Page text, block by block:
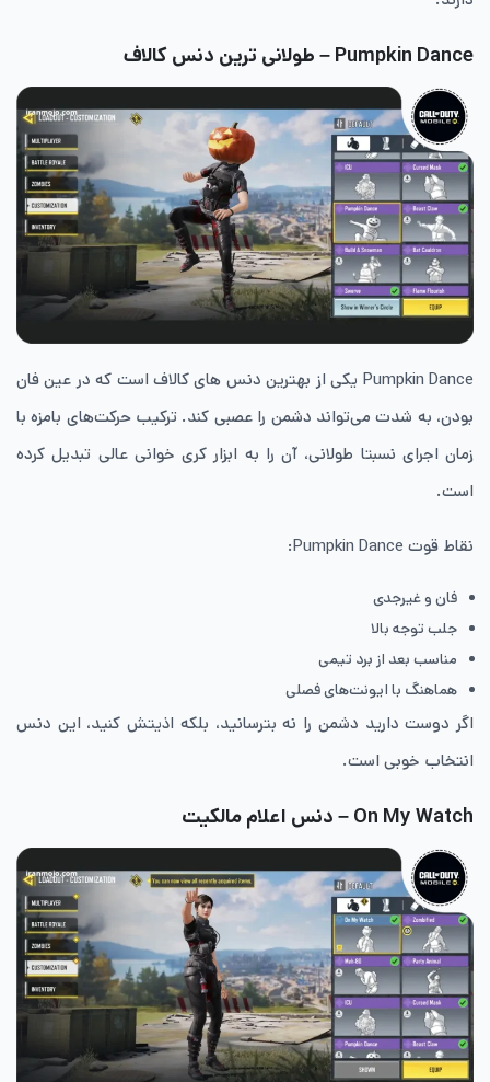
Pumpkin Dance – طولانی ترین دنس کالاف
Pumpkin Dance یکی از بهترین دنس های کالاف است که در عین فان
بودن، به شدت می‌تواند دشمن را عصبی کند. ترکیب حرکت‌های بامزه با
زمان اجرای نسبتا طولانی، آن را به ابزار کری خوانی عالی تبدیل کرده
است.
نقاط قوت Pumpkin Dance:
فان و غیرجدی
جلب توجه بالا
مناسب بعد از برد تیمی
هماهنگ با ایونت‌های فصلی
اگر دوست دارید دشمن را نه بترسانید، بلکه اذیتش کنید، این دنس
انتخاب خوبی است.
On My Watch – دنس اعلام مالکیت